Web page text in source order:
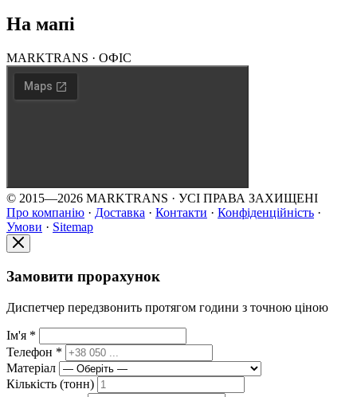
На мапі
MARKTRANS · ОФІС
© 2015—2026 MARKTRANS · УСІ ПРАВА ЗАХИЩЕНІ
Про компанію · Доставка · Контакти · Конфіденційність ·
Умови · Sitemap
Замовити прорахунок
Диспетчер передзвонить протягом години з точною ціною
Ім'я *
Телефон *
Матеріал
Кількість (тонн)